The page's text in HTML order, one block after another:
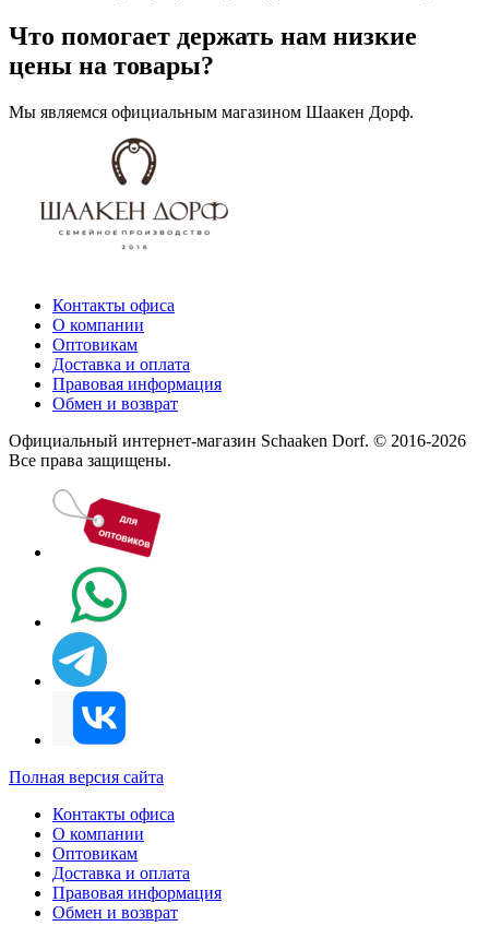
Что помогает держать нам низкие
цены на товары?
Мы являемся официальным магазином Шаакен Дорф.
Контакты офиса
О компании
Оптовикам
Доставка и оплата
Правовая информация
Обмен и возврат
Официальный интернет-магазин Schaaken Dorf. © 2016-2026
Все права защищены.
Полная версия сайта
Контакты офиса
О компании
Оптовикам
Доставка и оплата
Правовая информация
Обмен и возврат